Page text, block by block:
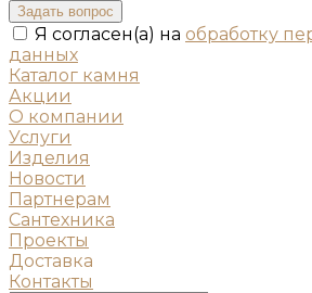
Задать вопрос
Я согласен(а) на обработку
данных
Каталог камня
Акции
О компании
Услуги
Изделия
Новости
Партнерам
Сантехника
Проекты
Доставка
Контакты